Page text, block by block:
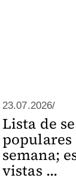
23.07.2026/
Lista de
semana;
vistas ...